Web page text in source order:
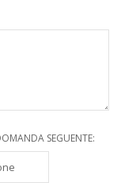
SEGUENTE: